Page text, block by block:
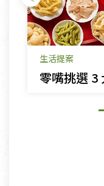
生活提案